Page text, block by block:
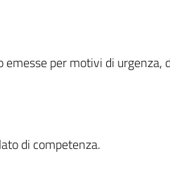
per motivi di urgenza,
di competenza.